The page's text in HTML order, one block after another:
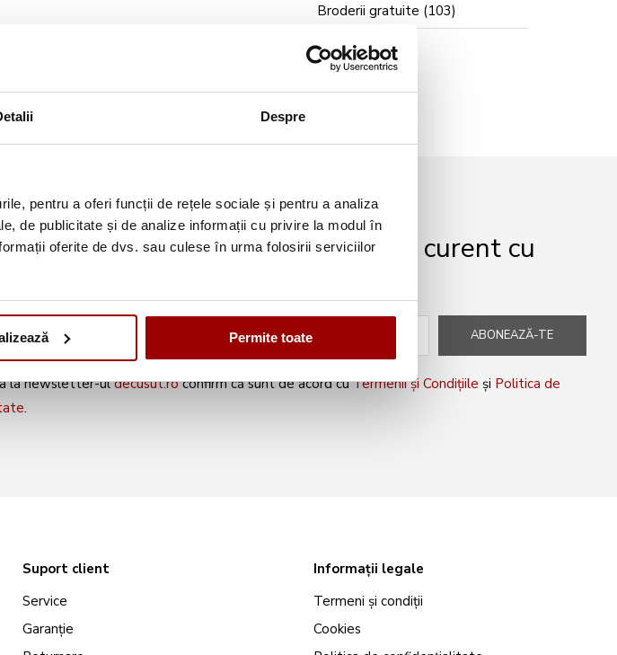
Despre
pentru a oferi funcții de rețele sociale și pentru a analiza
de publicitate și de analize informații cu privire la modul în
oferite de dvs. sau culese în urma folosirii serviciilor
Permite toate
Broderii gratuite (103)
te la newsletter și fii mereu la curent cu
ABONEAZĂ-TE
la newsletter-uldecusut.roconfirm că sunt de acord cuTermenii și Condițiile și Politica de
.
Suport client
Service
Garanție
Informații legale
Termeni și condiții
Cookies